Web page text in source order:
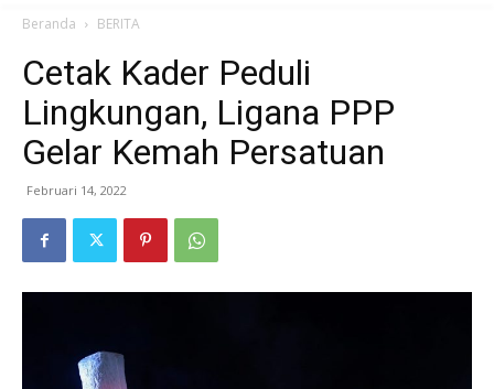
Beranda BERITA
Cetak Kader Peduli
Lingkungan, Ligana PPP
Gelar Kemah Persatuan
Februari 14, 2022